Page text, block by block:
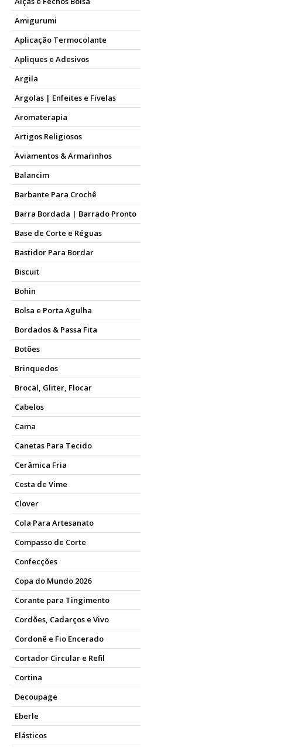
Amigurumi
Aplicação Termocolante
Apliques e Adesivos
Argila
Argolas | Enfeites e Fivelas
Aromaterapia
Artigos Religiosos
Aviamentos & Armarinhos
Balancim
Barbante Para Crochê
Barra Bordada | Barrado Pronto
Base de Corte e Réguas
Bastidor Para Bordar
Biscuit
Bohin
Bolsa e Porta Agulha
Bordados & Passa Fita
Botões
Brinquedos
Brocal, Gliter, Flocar
Cabelos
Cama
Canetas Para Tecido
Cerâmica Fria
Cesta de Vime
Clover
Cola Para Artesanato
Compasso de Corte
Confecções
Copa do Mundo 2026
Corante para Tingimento
Cordões, Cadarços e Vivo
Cordonê e Fio Encerado
Cortador Circular e Refil
Cortina
Decoupage
Eberle
Elásticos